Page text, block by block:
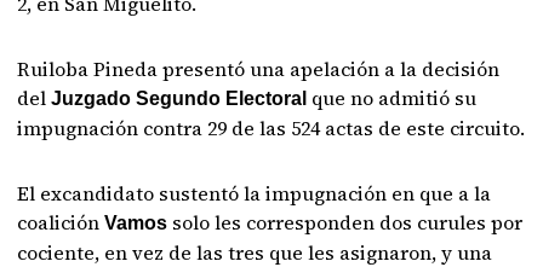
Ruiloba Pineda presentó una apelación a la decisión
delJuzgado Segundo Electoral que no admitió su
impugnación contra 29 de las 524 actas de este circuito.
El excandidato sustentó la impugnación en que a la
coaliciónVamos solo les corresponden dos curules por
cociente, en vez de las tres que les asignaron, y una